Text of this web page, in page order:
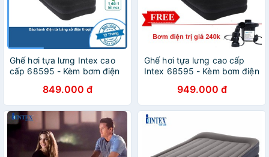
Ghế hơi tựa lưng Intex cao
cấp 68595 - Kèm bơm điện
849.000 đ
Ghế hơi tựa lưng cao cấp
Intex 68595 - Kèm bơm điện
949.000 đ